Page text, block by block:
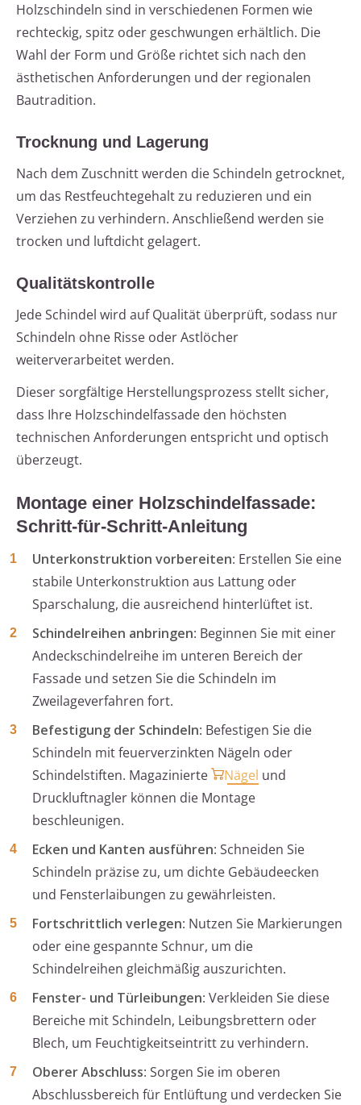
Holzschindeln sind in verschiedenen Formen wie
rechteckig, spitz oder geschwungen erhältlich. Die
Wahl der Form und Größe richtet sich nach den
ästhetischen Anforderungen und der regionalen
Bautradition.
Trocknung und Lagerung
Nach dem Zuschnitt werden die Schindeln getrocknet,
um das Restfeuchtegehalt zu reduzieren und ein
Verziehen zu verhindern. Anschließend werden sie
trocken und luftdicht gelagert.
Qualitätskontrolle
Jede Schindel wird auf Qualität überprüft, sodass nur
Schindeln ohne Risse oder Astlöcher
weiterverarbeitet werden.
Dieser sorgfältige Herstellungsprozess stellt sicher,
dass Ihre Holzschindelfassade den höchsten
technischen Anforderungen entspricht und optisch
überzeugt.
Montage einer Holzschindelfassade:
Schritt-für-Schritt-Anleitung
Unterkonstruktion vorbereiten: Erstellen Sie eine
stabile Unterkonstruktion aus Lattung oder
Sparschalung, die ausreichend hinterlüftet ist.
Schindelreihen anbringen: Beginnen Sie mit einer
Andeckschindelreihe im unteren Bereich der
Fassade und setzen Sie die Schindeln im
Zweilageverfahren fort.
Befestigung der Schindeln: Befestigen Sie die
Schindeln mit feuerverzinkten Nägeln oder
Schindelstiften. Magazinierte
Nägel und
Druckluftnagler können die Montage
beschleunigen.
Ecken und Kanten ausführen: Schneiden Sie
Schindeln präzise zu, um dichte Gebäudeecken
und Fensterlaibungen zu gewährleisten.
Fortschrittlich verlegen: Nutzen Sie Markierungen
oder eine gespannte Schnur, um die
Schindelreihen gleichmäßig auszurichten.
Fenster- und Türleibungen: Verkleiden Sie diese
Bereiche mit Schindeln, Leibungsbrettern oder
Blech, um Feuchtigkeitseintritt zu verhindern.
Oberer Abschluss: Sorgen Sie im oberen
Abschlussbereich für Entlüftung und verdecken Sie